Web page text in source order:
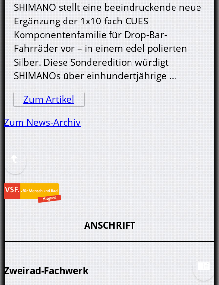
SHIMANO stellt eine beeindruckende neue
Ergänzung der 1x10-fach CUES-
Komponentenfamilie für Drop-Bar-
Fahrräder vor – in einem edel polierten
Silber. Diese Sonderedition würdigt
SHIMANOs über einhundertjährige ...
Zum Artikel
Zum News-Archiv
ANSCHRIFT
Zweirad-Fachwerk